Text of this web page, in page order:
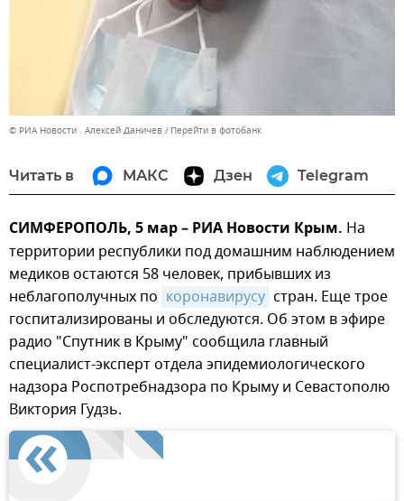
© РИА Новости . Алексей Даничев Перейти в фотобанк
Читать в МАКС Дзен Telegram
СИМФЕРОПОЛЬ, 5 мар – РИА Новости Крым. На
территории республики под домашним наблюдением
медиков остаются 58 человек, прибывших из
неблагополучных по коронавирусу стран. Еще трое
госпитализированы и обследуются. Об этом в эфире
радио "Спутник в Крыму" сообщила главный
специалист-эксперт отдела эпидемиологического
надзора Роспотребнадзора по Крыму и Севастополю
Виктория Гудзь.